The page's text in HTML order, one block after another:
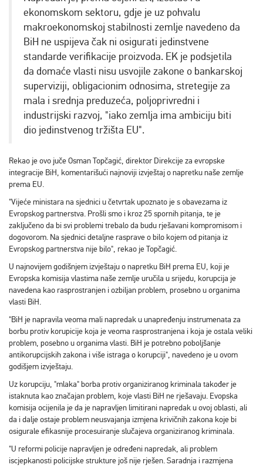
ekonomskom sektoru, gdje je uz pohvalu
makroekonomskoj stabilnosti zemlje navedeno da
BiH ne uspijeva čak ni osigurati jedinstvene
standarde verifikacije proizvoda. EK je podsjetila
da domaće vlasti nisu usvojile zakone o bankarskoj
superviziji, obligacionim odnosima, stretegije za
mala i srednja preduzeća, poljoprivredni i
industrijski razvoj, "iako zemlja ima ambiciju biti
dio jedinstvenog tržišta EU".
Rekao je ovo juče Osman Topčagić, direktor Direkcije za evropske
integracije BiH, komentarišući najnoviji izvještaj o napretku naše zemlje
prema EU.
"Vijeće ministara na sjednici u četvrtak upoznato je s obavezama iz
Evropskog partnerstva. Prošli smo i kroz 25 spornih pitanja, te je
zaključeno da bi svi problemi trebalo da budu rješavani kompromisom i
dogovorom. Na sjednici detaljne rasprave o bilo kojem od pitanja iz
Evropskog partnerstva nije bilo", rekao je Topčagić.
U najnovijem godišnjem izvještaju o napretku BiH prema EU, koji je
Evropska komisija vlastima naše zemlje uručila u srijedu, korupcija je
navedena kao rasprostranjen i ozbiljan problem, prosebno u organima
vlasti BiH.
"BiH je napravila veoma mali napredak u unapređenju instrumenata za
borbu protiv korupicije koja je veoma rasprostranjena i koja je ostala veliki
problem, posebno u organima vlasti. BiH je potrebno poboljšanje
antikorupcijskih zakona i više istraga o korupciji", navedeno je u ovom
godišjem izvještaju.
Uz korupciju, "mlaka" borba protiv organiziranog kriminala također je
istaknuta kao značajan problem, koje vlasti BiH ne rješavaju. Evopska
komisija ocijenila je da je napravljen limitirani napredak u ovoj oblasti, ali
da i dalje ostaje problem neusvajanja izmjena krivičnih zakona koje bi
osigurale efikasnije procesuiranje slučajeva organiziranog kriminala.
"U reformi policije napravljen je određeni napredak, ali problem
iscjepkanosti policijske strukture još nije rješen. Saradnja i razmjena